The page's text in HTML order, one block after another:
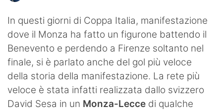
Altri sport
Hockey
Pallanuoto
Pallamano
In questi giorni di Coppa Italia, manifestazione
dove il Monza ha fatto un figurone battendo il
Benevento e perdendo a Firenze soltanto nel
finale, si è parlato anche del gol più veloce
della storia della manifestazione. La rete più
veloce è stata infatti realizzata dallo svizzero
David Sesa in un Monza-Lecce di qualche